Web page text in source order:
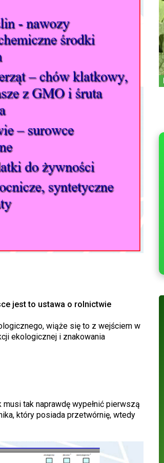
jest to ustawa o rolnictwie
wiąże się to z wejściem w
ekologicznej i znakowania
musi tak naprawdę wypełnić pierwszą
który posiada przetwórnię, wtedy